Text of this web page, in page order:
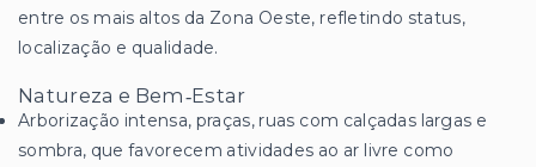
entre os mais altos da Zona Oeste, refletindo status,
localização e qualidade.
Natureza e Bem‑Estar
Arborização intensa, praças, ruas com calçadas largas e
sombra, que favorecem atividades ao ar livre como